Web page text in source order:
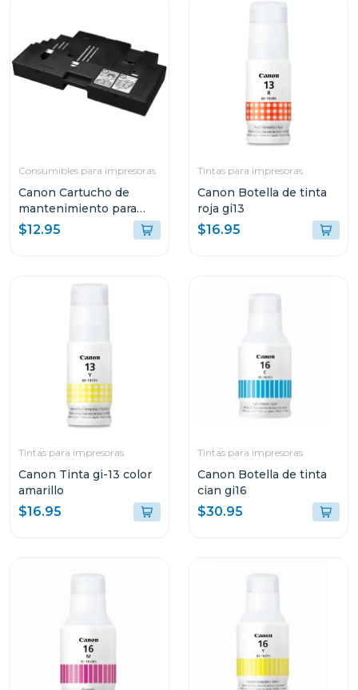
Consumibles para impresoras
Canon Cartucho de
mantenimiento para
impresoras pixma
$12.95
Tintas para impresoras
Canon Botella de tinta
roja gi13
$16.95
Tintas para impresoras
Canon Tinta gi-13 color
amarillo
$16.95
Tintas para impresoras
Canon Botella de tinta
cian gi16
$30.95